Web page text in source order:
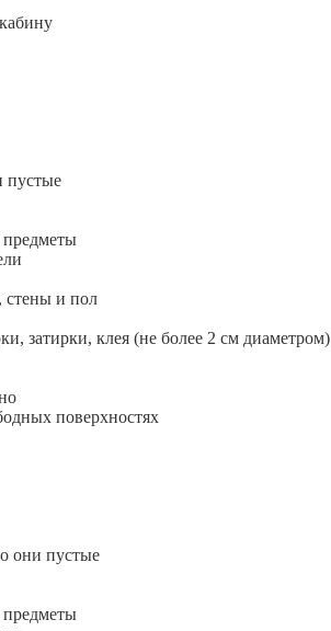
пустые
стены и пол
затирки, клея (не более 2 см диаметром)
поверхностях
они пустые